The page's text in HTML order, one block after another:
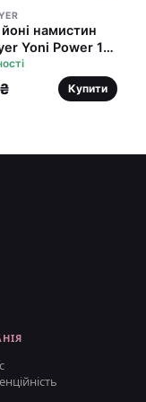
намистин
Yoni Power 1
2-2,5-
22-46-74гр
Купити